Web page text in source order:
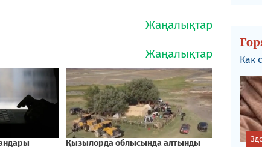
Как